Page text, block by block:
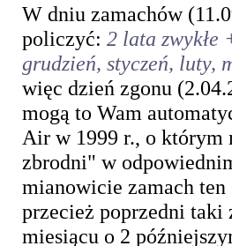
W dniu zamachów
policzyć: 2 lata zwykłe
grudzień, styczeń, luty,
więc dzień zgonu
mogą to Wam
Air w 1999 r., o którym
zbrodni" w
mianowicie zamach ten
przecież poprzedni taki
miesiącu o 2